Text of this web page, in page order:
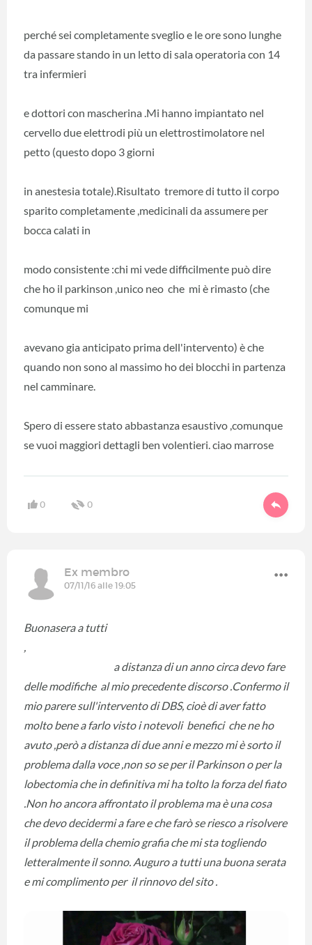
perché sei completamente sveglio e le ore sono lunghe
da passare stando in un letto di sala operatoria con 14
tra infermieri
e dottori con mascherina .Mi hanno impiantato nel
cervello due elettrodi più un elettrostimolatore nel
petto (questo dopo 3 giorni
in anestesia totale).Risultato tremore di tutto il corpo
sparito completamente ,medicinali da assumere per
bocca calati in
modo consistente :chi mi vede difficilmente può dire
che ho il parkinson ,unico neo che mi è rimasto (che
comunque mi
avevano gia anticipato prima dell'intervento) è che
quando non sono al massimo ho dei blocchi in partenza
nel camminare.
Spero di essere stato abbastanza esaustivo ,comunque
se vuoi maggiori dettagli ben volentieri. ciao marrose
0 0
Ex membro
07/11/16 alle 19:05
Buonasera a tutti
a distanza di un anno circa devo fare
delle modifiche al mio precedente discorso . Confermo il
mio parere sull'intervento di DBS, cioè di aver fatto
molto bene a farlo visto i notevoli benefici che ne ho
avuto ,però a distanza di due anni e mezzo mi è sorto il
problema dalla voce ,non so se per il Parkinson o per la
lobectomia che in definitiva mi ha tolto la forza del fiato
.Non ho ancora affrontato il problema ma è una cosa
che devo decidermi a fare e che farò se riesco a risolvere
il problema della chemio grafia che mi sta togliendo
letteralmente il sonno. Auguro a tutti una buona serata
e mi complimento per il rinnovo del sito .